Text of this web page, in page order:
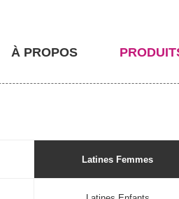
À PROPOS
Latines Femmes